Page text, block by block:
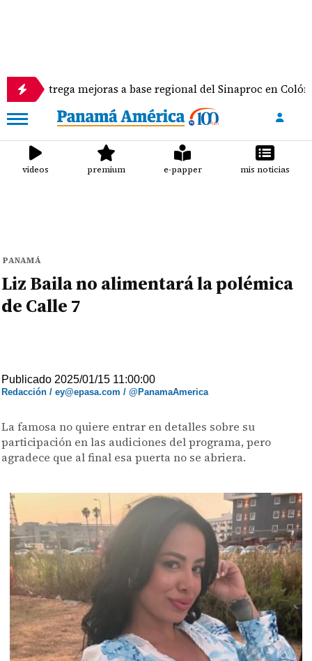
mejoras a base regional del Sinaproc en Colón y equipos
videos premium e-papper mis noticias
PANAMÁ
Liz Baila no alimentará la polémica
de Calle 7
Publicado 2025/01/15 11:00:00
Redacción / ey@epasa.com / @PanamaAmerica
La famosa no quiere entrar en detalles sobre su
participación en las audiciones del programa, pero
agradece que al final esa puerta no se abriera.